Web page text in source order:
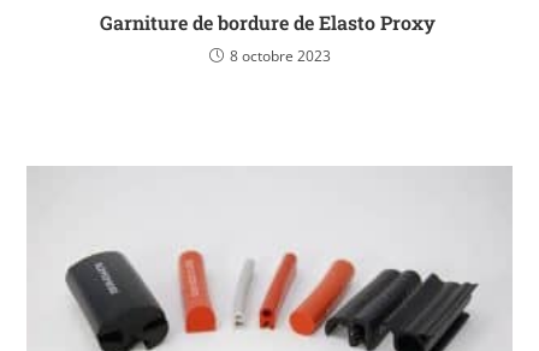
Garniture de bordure de Elasto Proxy
8 octobre 2023